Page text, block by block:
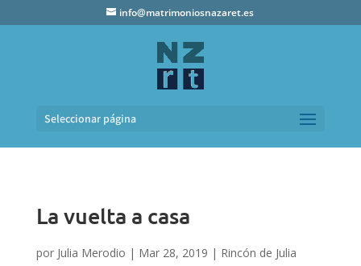
info@matrimoniosnazaret.es
Seleccionar página
La vuelta a casa
por Julia Merodio | Mar 28, 2019 | Rincón de Julia